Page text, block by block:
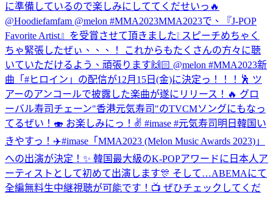
に準備しているので楽しみにしててくだせいっ🔥
@Hoodiefamfam @melon #MMA2023MMA2023で、『J-POP
Favorite Artist』を受賞させて頂きました❕ スピーチめちゃく
ちゃ緊張したぜぃ、、、！ これからもたくさんの方々に聴
いていただけるよう、頑張ります🙌🏻 @melon #MMA2023新
曲「#ヒロイン」の配信が12月15日(金)に決定っ！！！🕺 ツ
アーのアンコールで披露した楽曲が遂にリリース！🔥 グロ
ーバル寿司チェーン"香港元気寿司"のTVCMソングにもなっ
てるぜい！🍣 お楽しみにっ！✌️ #imase #元気寿司 明日韓国い
きやすっ！✈️#imase「MMA2023 (Melon Music Awards 2023)」
への出演が決定！✨ 韓国最大級のK-POPアワードに日本人ア
ーティストとして初めて出演します🎊 そして…ABEMAにて
全編無料生中継視聴が可能です！📺 ぜひチェックしてくだ